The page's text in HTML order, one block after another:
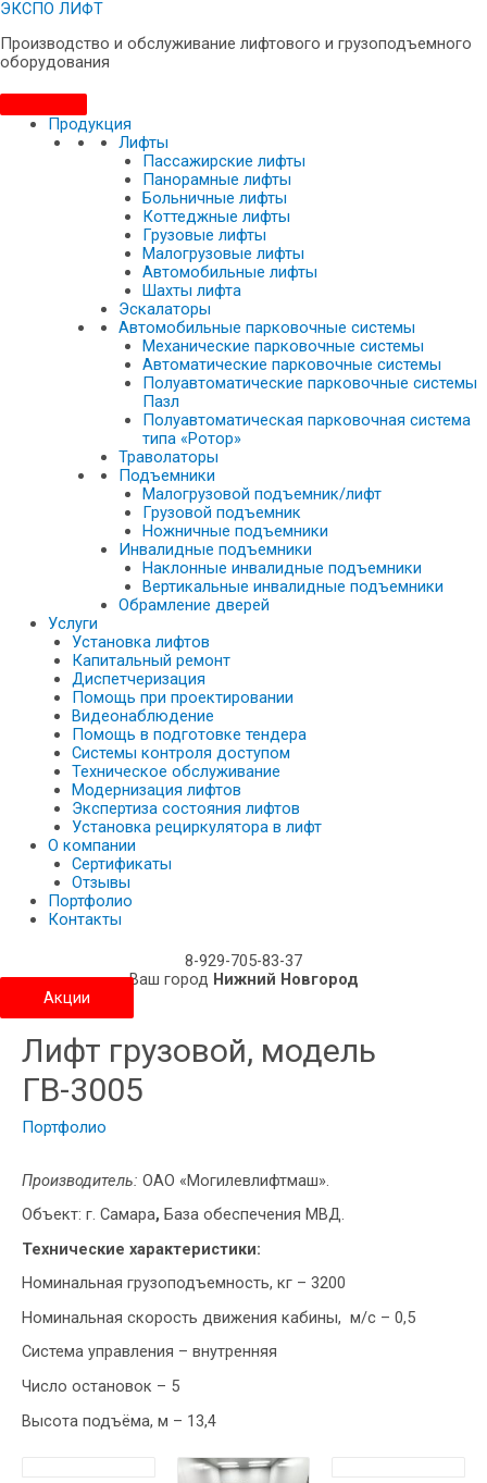
ЭКСПО ЛИФТ
Производство и обслуживание лифтового и грузоподъемного
оборудования
Продукция
Лифты
Пассажирские лифты
Панорамные лифты
Больничные лифты
Коттеджные лифты
Грузовые лифты
Малогрузовые лифты
Автомобильные лифты
Шахты лифта
Эскалаторы
Автомобильные парковочные системы
Механические парковочные системы
Автоматические парковочные системы
Полуавтоматические парковочные системы
Пазл
Полуавтоматическая парковочная система
типа «Ротор»
Траволаторы
Подъемники
Малогрузовой подъемник/лифт
Грузовой подъемник
Ножничные подъемники
Инвалидные подъемники
Наклонные инвалидные подъемники
Вертикальные инвалидные подъемники
Обрамление дверей
Услуги
Установка лифтов
Капитальный ремонт
Диспетчеризация
Помощь при проектировании
Видеонаблюдение
Помощь в подготовке тендера
Системы контроля доступом
Техническое обслуживание
Модернизация лифтов
Экспертиза состояния лифтов
Установка рециркулятора в лифт
О компании
Сертификаты
Отзывы
Портфолио
Контакты
8-929-705-83-37
Ваш город Нижний Новгород
Акции
Лифт грузовой, модель
ГВ-3005
Портфолио
Производитель: ОАО «Могилевлифтмаш».
Объект: г. Самара, База обеспечения МВД.
Технические характеристики:
Номинальная грузоподъемность, кг – 3200
Номинальная скорость движения кабины, м/с – 0,5
Система управления – внутренняя
Число остановок – 5
Высота подъёма, м – 13,4